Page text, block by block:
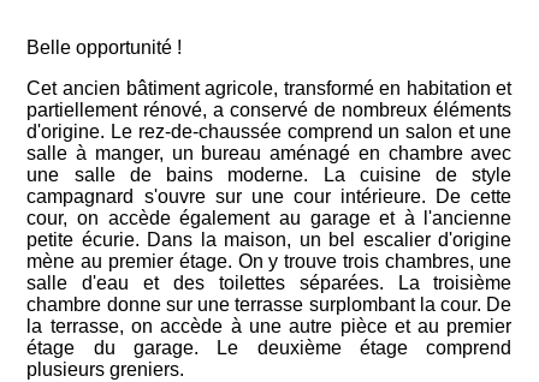
Belle opportunité !
Cet ancien bâtiment agricole, transformé en habitation et
partiellement rénové, a conservé de nombreux éléments
d'origine. Le rez-de-chaussée comprend un salon et une
salle à manger, un bureau aménagé en chambre avec
une salle de bains moderne. La cuisine de style
campagnard s'ouvre sur une cour intérieure. De cette
cour, on accède également au garage et à l'ancienne
petite écurie. Dans la maison, un bel escalier d'origine
mène au premier étage. On y trouve trois chambres, une
salle d'eau et des toilettes séparées. La troisième
chambre donne sur une terrasse surplombant la cour. De
la terrasse, on accède à une autre pièce et au premier
étage du garage. Le deuxième étage comprend
plusieurs greniers.